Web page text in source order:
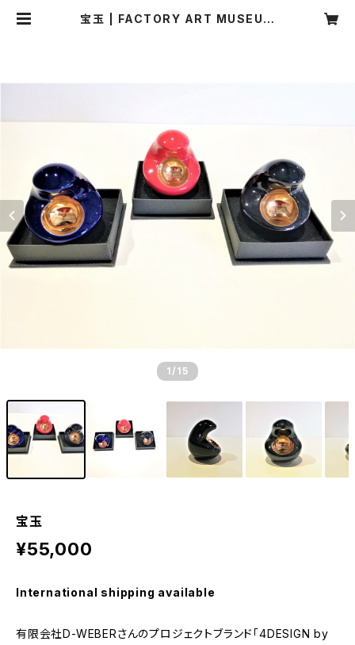
宝玉 | FACTORY ART MUSEUM
1 /15
宝玉
¥55,000
International shipping available
有限会社D-WEBERさんのプロジェクトブランド「4DESIGN by